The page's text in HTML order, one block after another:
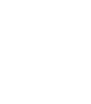
zum Gassparen?